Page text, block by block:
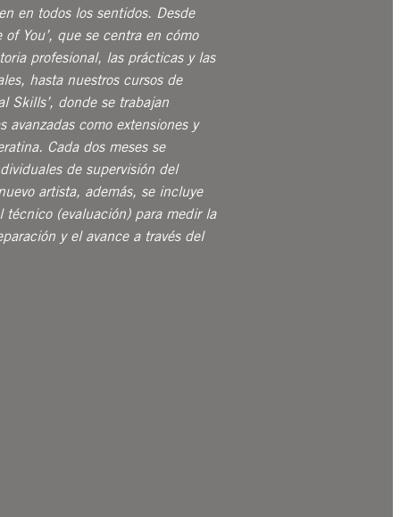
en todos los sentidos. Desde
of You’, que se centra en cómo
profesional, las prácticas y las
hasta nuestros cursos de
Skills’, donde se trabajan
avanzadas como extensiones y
Cada dos meses se
de supervisión del
artista, además, se incluye
técnico (evaluación) para medir la
y el avance a través del